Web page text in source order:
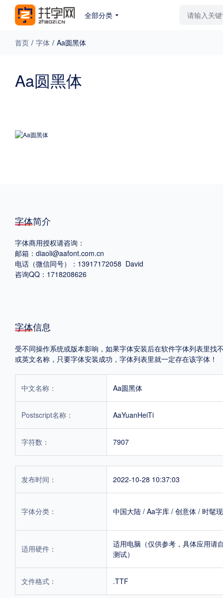
全部分类
免费下载 收费下载
格式
.TTF .OTF
中国大陆
首页 / 字体 / Aa圆黑体
Aa圆黑体
字体简介
字体商用授权请咨询：
邮箱：diaoli@aafont.com.cn
电话（微信同号）：13917172058 David
咨询QQ：1718208626
字体信息
受不同操作系统或版本影响，如果字体安装后在软件字体列表里
或英文名称，只要字体安装成功，字体列表里就一定存在该字体！
中文名称： Aa圆黑体
Postscript名称： AaYuanHeiTi
字符数： 7907
发布时间： 2022-10-28 10:37:03
字体分类： 中国大陆 / Aa字库 / 创意体 / 时髦
适用硬件：
适用电脑（仅供参考，具体应用请
测试）
文件格式： .TTF